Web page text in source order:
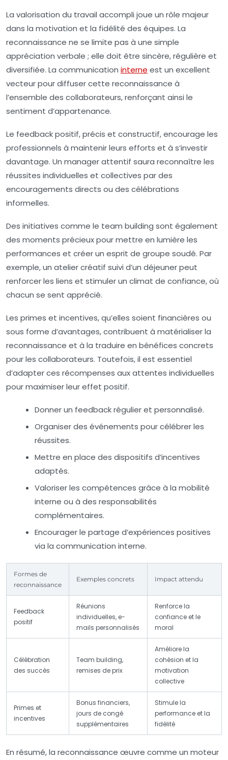
La valorisation du travail accompli joue un rôle majeur
dans la motivation et la fidélité des équipes. La
reconnaissance ne se limite pas à une simple
appréciation verbale ; elle doit être sincère, régulière et
diversifiée. La communication interne est un excellent
vecteur pour diffuser cette reconnaissance à
l’ensemble des collaborateurs, renforçant ainsi le
sentiment d’appartenance.
Le feedback positif, précis et constructif, encourage les
professionnels à maintenir leurs efforts et à s’investir
davantage. Un manager attentif saura reconnaître les
réussites individuelles et collectives par des
encouragements directs ou des célébrations
informelles.
Des initiatives comme le team building sont également
des moments précieux pour mettre en lumière les
performances et créer un esprit de groupe soudé. Par
exemple, un atelier créatif suivi d’un déjeuner peut
renforcer les liens et stimuler un climat de confiance, où
chacun se sent apprécié.
Les primes et incentives, qu’elles soient financières ou
sous forme d’avantages, contribuent à matérialiser la
reconnaissance et à la traduire en bénéfices concrets
pour les collaborateurs. Toutefois, il est essentiel
d’adapter ces récompenses aux attentes individuelles
pour maximiser leur effet positif.
Donner un feedback régulier et personnalisé.
Organiser des événements pour célébrer les
réussites.
Mettre en place des dispositifs d’incentives
adaptés.
Valoriser les compétences grâce à la mobilité
interne ou à des responsabilités
complémentaires.
Encourager le partage d’expériences positives
via la communication interne.
Formes de
reconnaissance
Exemples concrets Impact attendu
Feedback
positif
Réunions
individuelles, e-
mails personnalisés
Renforce la
confiance et le
moral
Célébration
des succès
Team building,
remises de prix
Améliore la
cohésion et la
motivation
collective
Primes et
incentives
Bonus financiers,
jours de congé
supplémentaires
Stimule la
performance et la
fidélité
En résumé, la reconnaissance œuvre comme un moteur